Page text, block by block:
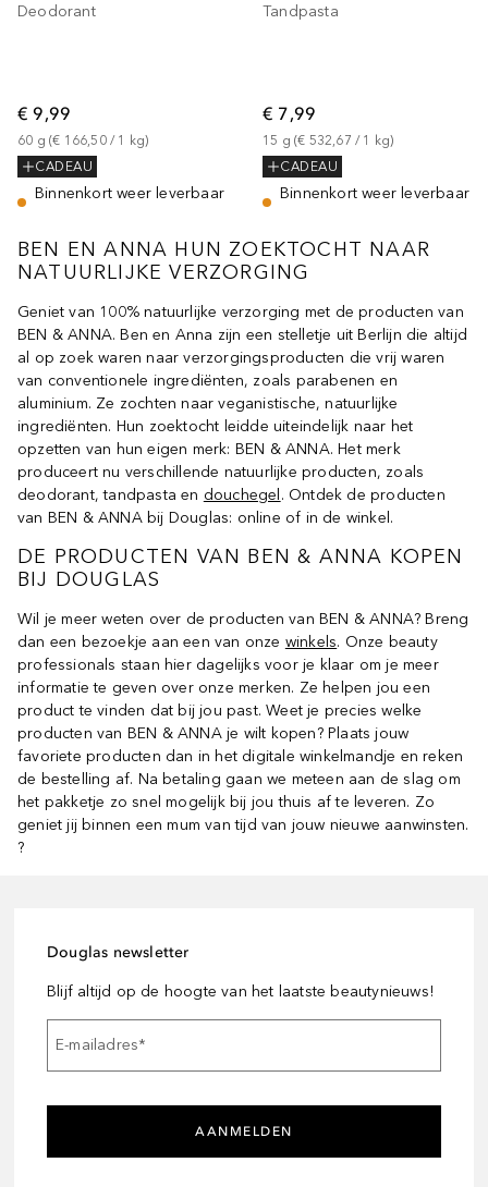
Deodorant
€ 9,99
60 g (€ 166,50 / 1 kg)
CADEAU
Binnenkort weer leverbaar
Tandpasta
€ 7,99
15 g (€ 532,67 / 1 kg)
CADEAU
Binnenkort weer leverbaar
BEN EN ANNA HUN ZOEKTOCHT NAAR
NATUURLIJKE VERZORGING
Geniet van 100% natuurlijke verzorging met de producten van
BEN & ANNA. Ben en Anna zijn een stelletje uit Berlijn die altijd
al op zoek waren naar verzorgingsproducten die vrij waren
van conventionele ingrediënten, zoals parabenen en
aluminium. Ze zochten naar veganistische, natuurlijke
ingrediënten. Hun zoektocht leidde uiteindelijk naar het
opzetten van hun eigen merk: BEN & ANNA. Het merk
produceert nu verschillende natuurlijke producten, zoals
deodorant, tandpasta en douchegel . Ontdek de producten
van BEN & ANNA bij Douglas: online of in de winkel.
DE PRODUCTEN VAN BEN & ANNA KOPEN
BIJ DOUGLAS
Wil je meer weten over de producten van BEN & ANNA? Breng
dan een bezoekje aan een van onze winkels. Onze beauty
professionals staan hier dagelijks voor je klaar om je meer
informatie te geven over onze merken. Ze helpen jou een
product te vinden dat bij jou past. Weet je precies welke
producten van BEN & ANNA je wilt kopen? Plaats jouw
favoriete producten dan in het digitale winkelmandje en reken
de bestelling af. Na betaling gaan we meteen aan de slag om
het pakketje zo snel mogelijk bij jou thuis af te leveren. Zo
geniet jij binnen een mum van tijd van jouw nieuwe aanwinsten.
?
Douglas newsletter
Blijf altijd op de hoogte van het laatste beautynieuws!
E-mailadres*
AANMELDEN